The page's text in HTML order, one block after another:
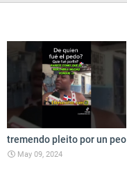
tremendo pleito por un peo
May 09, 2024